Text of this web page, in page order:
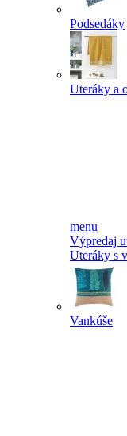
Podsedáky
Uteráky a
menu
Výpredaj
Uteráky s
Vankúše